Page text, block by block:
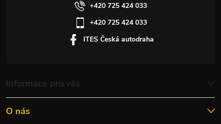
Informace pro vás
O nás
+420 725 424 033
+420 725 424 033
ITES Česká autodraha